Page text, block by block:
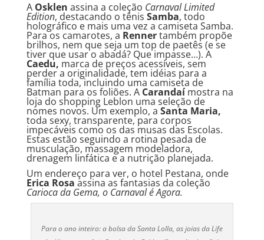
A Osklen assina a coleção Carnaval Limited
Edition, destacando o tênis Samba, todo
holográfico e mais uma vez a camiseta Samba.
Para os camarotes, a Rennertambém propõe
brilhos, nem que seja um top de paetês (e se
tiver que usar o abadá? Que impasse…). A
Caedu, marca de preços acessíveis, sem
perder a originalidade, tem idéias para a
família toda, incluindo uma camiseta de
Batman para os foliões. A Carandaímostra na
loja do shopping Leblon uma seleção de
nomes novos. Um exemplo, a Santa Maria,
toda sexy, transparente, para corpos
impecáveis como os das musas das Escolas.
Estas estão seguindo a rotina pesada de
musculação, massagem modeladora,
drenagem linfática e a nutrição planejada.
Um endereço para ver, o hotel Pestana, onde
Erica Rosa assina as fantasias da coleção
Carioca da Gema, o Carnaval é Agora.
Para o ano inteiro: a bolsa da Santa Lolla, as joias da Life